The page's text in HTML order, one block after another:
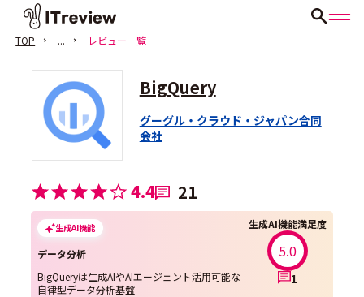
TOP ... レビュー一覧
BigQuery
グーグル・クラウド・ジャパン合同
会社
4.4 21
生成AI機能
データ分析
BigQueryは生成AIやAIエージェント活用可能な
自律型データ分析基盤
生成AI機能満足度
5.0
1